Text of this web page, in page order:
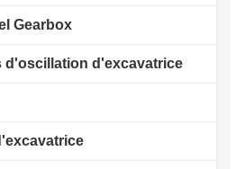
Gearbox
d'oscillation d'excavatrice